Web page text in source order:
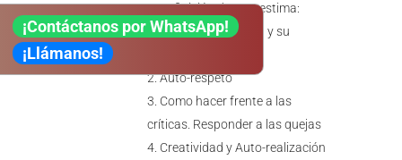
Definición de autoestima:
autoestima alta, baja y su
Auto-respeto
Como hacer frente a las
críticas. Responder a las quejas
Creatividad y Auto-realización
¡Contáctanos por WhatsApp!
¡Llámanos!